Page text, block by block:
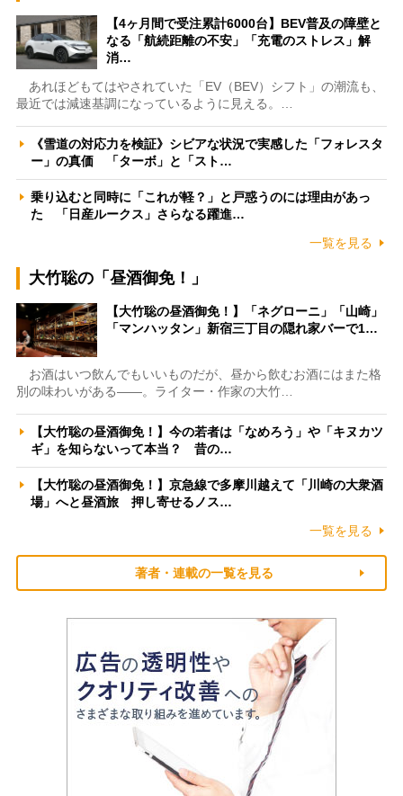
【4ヶ月間で受注累計6000台】BEV普及の障壁と
なる「航続距離の不安」「充電のストレス」解
消…
あれほどもてはやされていた「EV（BEV）シフト」の潮流も、
最近では減速基調になっているように見える。…
《雪道の対応力を検証》シビアな状況で実感した「フォレスタ
ー」の真価 「ターボ」と「スト…
乗り込むと同時に「これが軽？」と戸惑うのには理由があっ
た 「日産ルークス」さらなる躍進…
一覧を見る
大竹聡の「昼酒御免！」
【大竹聡の昼酒御免！】「ネグローニ」「山崎」
「マンハッタン」新宿三丁目の隠れ家バーで1…
お酒はいつ飲んでもいいものだが、昼から飲むお酒にはまた格
別の味わいがある――。ライター・作家の大竹…
【大竹聡の昼酒御免！】今の若者は「なめろう」や「キヌカツ
ギ」を知らないって本当？ 昔の…
【大竹聡の昼酒御免！】京急線で多摩川越えて「川崎の大衆酒
場」へと昼酒旅 押し寄せるノス…
一覧を見る
著者・連載の一覧を見る